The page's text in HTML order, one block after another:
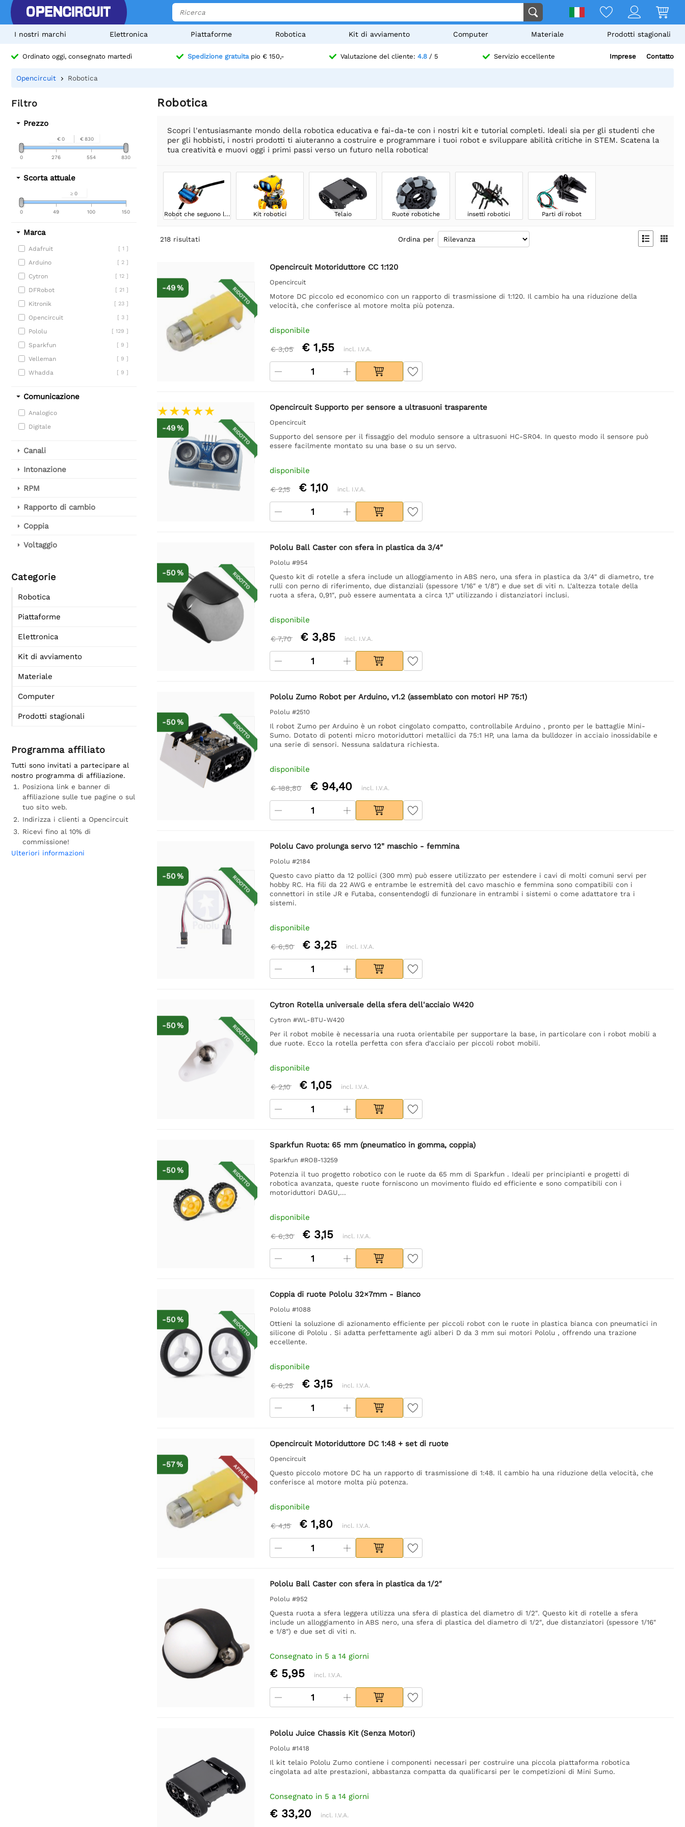
I nostri marchi Elettronica Piattaforme Robotica Kit di avviamento Computer Materiale Prodotti stagionali
Ordinato oggi, consegnato martedì Spedizione gratuitapio € 150,- Valutazione del cliente: 4.8/ 5 Servizio eccellente Imprese Contatto
Opencircuit Robotica
Filtro
Prezzo
€ 0 € 830
0 830
276 554
Scorta attuale
≥ 0
0 150
49 100
Marca
Adafruit [ 1 ]
Arduino [ 2 ]
Cytron [ 12 ]
DFRobot [ 21 ]
Kitronik [ 23 ]
Opencircuit [ 3 ]
Pololu [ 129 ]
Sparkfun [ 9 ]
Velleman [ 9 ]
Whadda [ 9 ]
Comunicazione
Analogico
Digitale
Canali
Intonazione
RPM
Rapporto di cambio
Coppia
Voltaggio
Categorie
Robotica
Piattaforme
Elettronica
Kit di avviamento
Materiale
Computer
Prodotti stagionali
Programma affiliato
Tutti sono invitati a partecipare al
nostro programma di affiliazione.
Posiziona link e banner di
affiliazione sulle tue pagine o sul
tuo sito web.
Indirizza i clienti a Opencircuit
Ricevi fino al 10% di
commissione!
Ulteriori informazioni
Robotica
Scopri l'entusiasmante mondo della robotica educativa e fai-da-te con i nostri kit e tutorial completi. Ideali sia per gli studenti che
per gli hobbisti, i nostri prodotti ti aiuteranno a costruire e programmare i tuoi robot e sviluppare abilità critiche in STEM. Scatena la
tua creatività e muovi oggi i primi passi verso un futuro nella robotica!
Robot che seguono la linea Kit robotici Telaio Ruote robotiche insetti robotici Parti di robot
218 risultati Ordina per  
RIDOTTO
-49 %
Opencircuit Motoriduttore CC 1:120
Opencircuit
Motore DC piccolo ed economico con un rapporto di trasmissione di 1:120. Il cambio ha una riduzione della
velocità, che conferisce al motore molta più potenza.
disponibile
€ 3,05 € 1,55 incl. I.V.A.
RIDOTTO
-49 %
Opencircuit Supporto per sensore a ultrasuoni trasparente
Opencircuit
Supporto del sensore per il fissaggio del modulo sensore a ultrasuoni HC-SR04. In questo modo il sensore può
essere facilmente montato su una base o su un servo.
disponibile
€ 2,15 € 1,10 incl. I.V.A.
RIDOTTO
-50 %
Pololu Ball Caster con sfera in plastica da 3/4″
Pololu #954
Questo kit di rotelle a sfera include un alloggiamento in ABS nero, una sfera in plastica da 3/4″ di diametro, tre
rulli con perno di riferimento, due distanziali (spessore 1/16″ e 1/8″) e due set di viti n. L'altezza totale della
ruota a sfera, 0,91″, può essere aumentata a circa 1,1″ utilizzando i distanziatori inclusi.
disponibile
€ 7,70 € 3,85 incl. I.V.A.
RIDOTTO
-50 %
Pololu Zumo Robot per Arduino, v1.2 (assemblato con motori HP 75:1)
Pololu #2510
Il robot Zumo per Arduino è un robot cingolato compatto, controllabile Arduino , pronto per le battaglie Mini-
Sumo. Dotato di potenti micro motoriduttori metallici da 75:1 HP, una lama da bulldozer in acciaio inossidabile e
una serie di sensori. Nessuna saldatura richiesta.
disponibile
€ 188,80 € 94,40 incl. I.V.A.
RIDOTTO
-50 %
Pololu Cavo prolunga servo 12" maschio - femmina
Pololu #2184
Questo cavo piatto da 12 pollici (300 mm) può essere utilizzato per estendere i cavi di molti comuni servi per
hobby RC. Ha fili da 22 AWG e entrambe le estremità del cavo maschio e femmina sono compatibili con i
connettori in stile JR e Futaba, consentendogli di funzionare in entrambi i sistemi o come adattatore tra i
sistemi.
disponibile
€ 6,50 € 3,25 incl. I.V.A.
RIDOTTO
-50 %
Cytron Rotella universale della sfera dell'acciaio W420
Cytron #WL-BTU-W420
Per il robot mobile è necessaria una ruota orientabile per supportare la base, in particolare con i robot mobili a
due ruote. Ecco la rotella perfetta con sfera d'acciaio per piccoli robot mobili.
disponibile
€ 2,10 € 1,05 incl. I.V.A.
RIDOTTO
-50 %
Sparkfun Ruota: 65 mm (pneumatico in gomma, coppia)
Sparkfun #ROB-13259
Potenzia il tuo progetto robotico con le ruote da 65 mm di Sparkfun . Ideali per principianti e progetti di
robotica avanzata, queste ruote forniscono un movimento fluido ed efficiente e sono compatibili con i
motoriduttori DAGU,...
disponibile
€ 6,30 € 3,15 incl. I.V.A.
RIDOTTO
-50 %
Coppia di ruote Pololu 32×7mm - Bianco
Pololu #1088
Ottieni la soluzione di azionamento efficiente per piccoli robot con le ruote in plastica bianca con pneumatici in
silicone di Pololu . Si adatta perfettamente agli alberi D da 3 mm sui motori Pololu , offrendo una trazione
eccellente.
disponibile
€ 6,25 € 3,15 incl. I.V.A.
AFFARE
-57 %
Opencircuit Motoriduttore DC 1:48 + set di ruote
Opencircuit
Questo piccolo motore DC ha un rapporto di trasmissione di 1:48. Il cambio ha una riduzione della velocità, che
conferisce al motore molta più potenza.
disponibile
€ 4,15 € 1,80 incl. I.V.A.
Pololu Ball Caster con sfera in plastica da 1/2″
Pololu #952
Questa ruota a sfera leggera utilizza una sfera di plastica del diametro di 1/2″. Questo kit di rotelle a sfera
include un alloggiamento in ABS nero, una sfera di plastica del diametro di 1/2″, due distanziatori (spessore 1/16″
e 1/8″) e due set di viti n.
Consegnato in 5 a 14 giorni
€ 5,95 incl. I.V.A.
Pololu Juice Chassis Kit (Senza Motori)
Pololu #1418
Il kit telaio Pololu Zumo contiene i componenti necessari per costruire una piccola piattaforma robotica
cingolata ad alte prestazioni, abbastanza compatta da qualificarsi per le competizioni di Mini Sumo.
Consegnato in 5 a 14 giorni
€ 33,20 incl. I.V.A.